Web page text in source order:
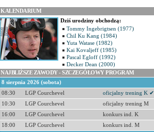
KALENDARIUM
Dziś urodziny obchodzą:
Tommy Ingebrigtsen (1977)
Chil Ku Kang (1984)
Yuta Watase (1982)
Kai Kovaljeff (1985)
Pascal Egloff (1992)
Decker Dean (2000)
NAJBLIŻSZE ZAWODY - SZCZEGÓŁOWY PROGRAM
8 sierpnia 2026 (sobota)
08:30
LGP Courchevel
oficjalny trening K ✔
10:30
LGP Courchevel
oficjalny trening M
16:00
LGP Courchevel
konkurs ind. K
18:00
LGP Courchevel
konkurs ind. M